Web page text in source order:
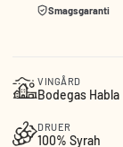
Smagsgaranti
VINGÅRD
Bodegas Habla
DRUER
100% Syrah